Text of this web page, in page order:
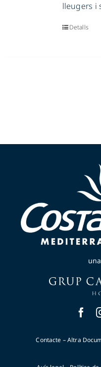
lleugers i
Detalls
Contacte –Altra